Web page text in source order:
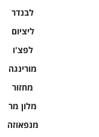
לבנדר
ליציום
לפצ'ו
מורינגה
מחזור
מלון מר
מנפאוזה